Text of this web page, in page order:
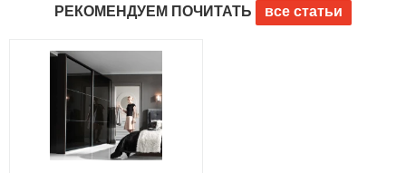
РЕКОМЕНДУЕМ ПОЧИТАТЬ все статьи